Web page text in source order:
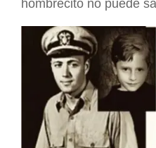
hombrecito no puede